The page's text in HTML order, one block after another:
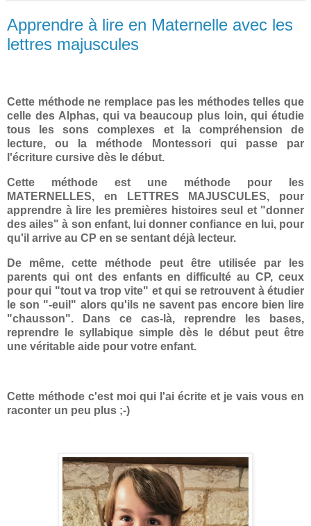
Apprendre à lire en Maternelle avec les
lettres majuscules
Cette méthode ne remplace pas les méthodes telles que
celle des Alphas, qui va beaucoup plus loin, qui étudie
tous les sons complexes et la compréhension de
lecture, ou la méthode Montessori qui passe par
l'écriture cursive dès le début.
Cette méthode est une méthode pour les
MATERNELLES, en LETTRES MAJUSCULES, pour
apprendre à lire les premières histoires seul et "donner
des ailes" à son enfant, lui donner confiance en lui, pour
qu'il arrive au CP en se sentant déjà lecteur.
De même, cette méthode peut être utilisée par les
parents qui ont des enfants en difficulté au CP, ceux
pour qui "tout va trop vite" et qui se retrouvent à étudier
le son "-euil" alors qu'ils ne savent pas encore bien lire
"chausson". Dans ce cas-là, reprendre les bases,
reprendre le syllabique simple dès le début peut être
une véritable aide pour votre enfant.
Cette méthode c'est moi qui l'ai écrite et je vais vous en
raconter un peu plus ;-)